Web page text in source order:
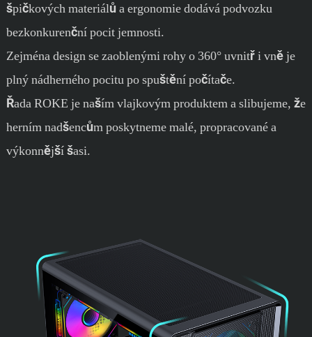
špičkových materiálů a ergonomie dodává podvozku
bezkonkurenční pocit jemnosti.
Zejména design se zaoblenými rohy o 360° uvnitř i vně je
plný nádherného pocitu po spuštění počítače.
Řada ROKE je naším vlajkovým produktem a slibujeme, že
herním nadšencům poskytneme malé, propracované a
výkonnější šasi.